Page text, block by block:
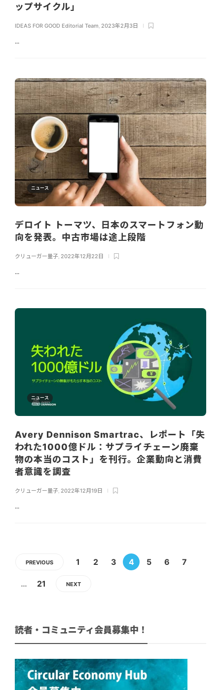
ップサイクル」
IDEAS FOR GOOD Editorial Team 2023年2月3日
...
ニュース
デロイト トーマツ、日本のスマートフォン動
向を発表。中古市場は途上段階
クリューガー量子 2022年12月22日
...
ニュース
Avery Dennison Smartrac、レポート「失
われた1000億ドル：サプライチェーン廃棄
物の本当のコスト」を刊行。企業動向と消費
者意識を調査
クリューガー量子, 2022年12月19日
...
PREVIOUS 1 2 3 4 5 6 7
… 21 NEXT
読者・コミュニティ会員募集中！